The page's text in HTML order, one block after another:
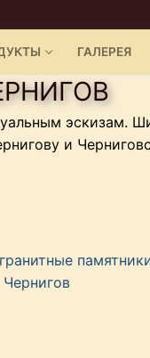
ГАЛЕРЕЯ
эскизам.
и